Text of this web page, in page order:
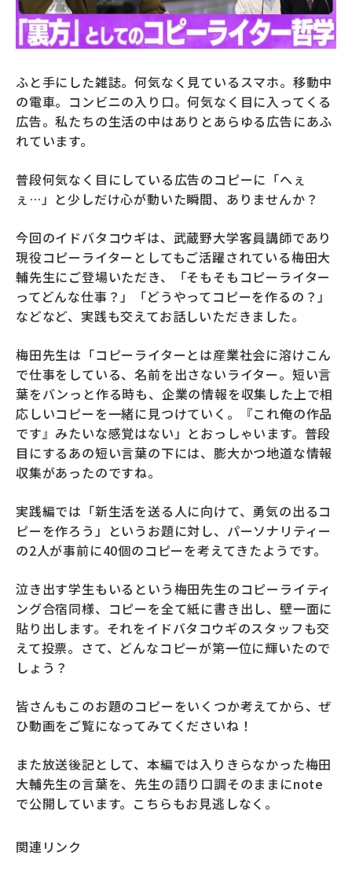
武蔵野TV お問い合わせ
サイトポリシー サイトマップ
ふと手にした雑誌。何気なく見ているスマホ。移動中
の電車。コンビニの入り口。何気なく目に入ってくる
広告。私たちの生活の中はありとあらゆる広告にあふ
れています。
普段何気なく目にしている広告のコピーに「へぇ
ぇ…」と少しだけ心が動いた瞬間、ありませんか？
今回のイドバタコウギは、武蔵野大学客員講師であり
現役コピーライターとしてもご活躍されている梅田大
輔先生にご登場いただき、「そもそもコピーライター
ってどんな仕事？」「どうやってコピーを作るの？」
などなど、実践も交えてお話しいただきました。
梅田先生は「コピーライターとは産業社会に溶けこん
で仕事をしている、名前を出さないライター。短い言
葉をバンっと作る時も、企業の情報を収集した上で相
応しいコピーを一緒に見つけていく。『これ俺の作品
です』みたいな感覚はない」とおっしゃいます。普段
目にするあの短い言葉の下には、膨大かつ地道な情報
収集があったのですね。
実践編では「新生活を送る人に向けて、勇気の出るコ
ピーを作ろう」というお題に対し、パーソナリティー
の2人が事前に40個のコピーを考えてきたようです。
泣き出す学生もいるという梅田先生のコピーライティ
ング合宿同様、コピーを全て紙に書き出し、壁一面に
貼り出します。それをイドバタコウギのスタッフも交
えて投票。さて、どんなコピーが第一位に輝いたので
しょう？
皆さんもこのお題のコピーをいくつか考えてから、ぜ
ひ動画をご覧になってみてくださいね！
また放送後記として、本編では入りきらなかった梅田
大輔先生の言葉を、先生の語り口調そのままにnote
で公開しています。こちらもお見逃しなく。
関連リンク